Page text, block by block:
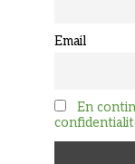
Email
En